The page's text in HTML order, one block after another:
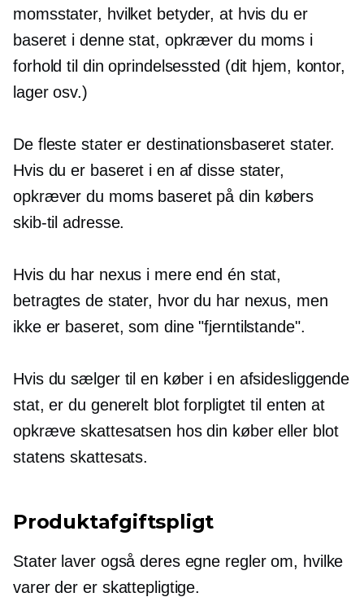
momsstater, hvilket betyder, at hvis du er
baseret i denne stat, opkræver du moms i
forhold til din oprindelsessted (dit hjem, kontor,
lager osv.)
De fleste stater er destinationsbaseret stater.
Hvis du er baseret i en af ​​disse stater,
opkræver du moms baseret på din købers
skib-til adresse.
Hvis du har nexus i mere end én stat,
betragtes de stater, hvor du har nexus, men
ikke er baseret, som dine "fjerntilstande".
Hvis du sælger til en køber i en afsidesliggende
stat, er du generelt blot forpligtet til enten at
opkræve skattesatsen hos din køber eller blot
statens skattesats.
Produktafgiftspligt
Stater laver også deres egne regler om, hvilke
varer der er skattepligtige.